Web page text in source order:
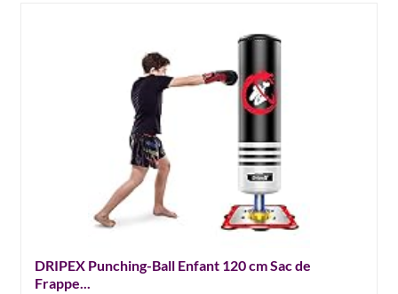
DRIPEX Punching-Ball Enfant 120 cm Sac de
Frappe...